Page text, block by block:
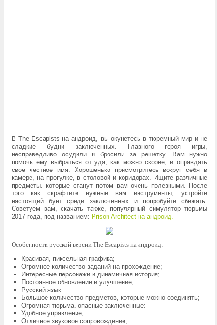
ВThe Escapists на андроид, вы окунетесь в тюремный мир и не
сладкие будни заключенных. Главного героя игры,
несправедливо осудили и бросили за решетку. Вам нужно
помочь ему выбраться оттуда, как можно скорее, и оправдать
свое честное имя. Хорошенько присмотритесь вокруг себя в
камере, на прогулке, в столовой и коридорах. Ищите различные
предметы, которые станут потом вам очень полезными. После
того как скрафтите нужные вам инструменты, устройте
настоящий бунт среди заключенных и попробуйте сбежать.
Советуем вам, скачать также, популярный симулятор тюрьмы
2017 года, под названием: Prison Architect на андроид.
Особенности русской версии The Escapists на андроид:
Красивая, пиксельная графика;
Огромное количество заданий на прохождение;
Интересные персонажи и динамичная история;
Постоянное обновление и улучшение;
Русский язык;
Большое количество предметов, которые можно соединять;
Огромная тюрьма, опасные заключенные;
Удобное управление;
Отличное звуковое сопровождение;